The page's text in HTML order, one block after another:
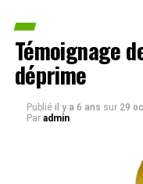
Témoignage
déprime
Publié il y a 6 ans sur 29
Par admin